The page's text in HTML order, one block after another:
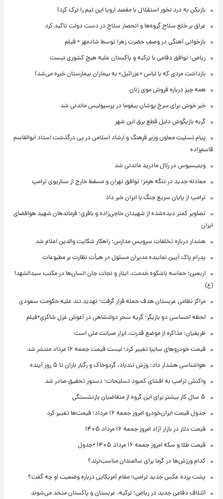
بازیکن به درد نخور استقلال با مقصد اروپا این تیم را ترک کرد!
عراق بر خلع سلاح گروه‌ها و انحصار سلاح در دست دولت تاکید کرد
بازخوانی آهنگی در وصف حضرت زهرا توسط شادمهر + فیلم
ریاض: توافق دفاعی با ترکیه و پاکستان علیه هیچ کشوری نیست
بازداشت مردی که با لباس «عزرائیل» به بیماران بیمارستان خیره می‌شد!
همه چیز درباره فروش موی زنان
خبر خوش برای سرخ پوشان بیفوما در پرسپولیس ماندنی شد
گربه بازیگوش دلیل قطع برق این شهر
پیام تسلیت معاون وزیر فرهنگ و ارشاد اسلامی در پی درگذشت استاد ابوالقاسم
قاسم‌زاده
وینیسیوس در رئال مادرید ماندنی شد
معادله جدید در تنگه هرمز؛ توافق تهران و مسقط خارج از سناریوی ترامپ
ترامپ از پایان سریع جنگ با ایران خبر داد
تصاویر کمتر دیده‌شده از شهیدان حاجی‌زاده و باقری؛ فرماندهان شهید هوافضای
ایران
هشدار درباره تخلفات سرویس مدارس؛ راهکار شکایت والدین اعلام شد
پدرام پاک آیین نماینده مدیران مسئول در هیأت نظارت بر مطبوعات
اربعین؛ حماسه باشکوه خدمت، ایثار و نجات جان انسان‌ها در مکتب سیدالشهدا
(ع)
مراکز نظامی عربستان هدف حمله قرار گرفت؛ تهدید تند علیه حکومت سعودی
لحظه احساسی دو بازیگر؛ گریه سحر دولتشاهی در آغوش غزل شاکری+فیلم
ظریفیان: مذاکره از موضع قدرت، ابزار صیانت ملی است
قیمت خودروهای سایپا تغییر کرد؛ لیست قیمت جمعه ۱۶ مرداد منتشر شد
هواشناسی هشدار داد: وزش تندباد، گردوخاک و رگبار باران تا ۵ روز آینده
واکنش ترامپ به افشای کمبود تسلیحات؛ دستور تحقیق صادر شد
۵ سال کار بیشتر برای این گروه از متقاضیان بازنشستگی
جدول قیمت ایران‌خودرو امروز جمعه ۱۶ مرداد؛ قیمت‌ها تغییر کرد
قیمت دلار در بازار آزاد امروز جمعه ۱۶ مرداد ۱۴۰۵
قیمت طلا و سکه امروز جمعه ۱۶ مرداد ۱۴۰۵ +جدول
کدام ورزش‌ها در گرما برای سالمندان مناسب‌ترند؟
پشت پرده عکس جدید ترامپ؛ مقام آمریکایی درباره وضعیت او چه گفت؟
ائتلاف دفاعی جدید در ریاض؛ ترکیه، عربستان و پاکستان متحد می‌شوند